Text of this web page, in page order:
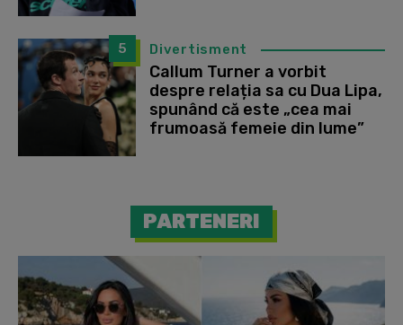
5 Divertisment
Callum Turner a vorbit
despre relația sa cu Dua Lipa,
spunând că este „cea mai
frumoasă femeie din lume”
PARTENERI